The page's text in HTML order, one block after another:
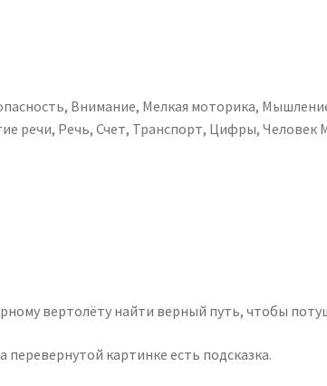
, Внимание, Мелкая моторика,
речи, Речь, Счет, Транспорт, Цифры, Человек
вертолёту найти верный путь, чтобы
картинке есть подсказка.